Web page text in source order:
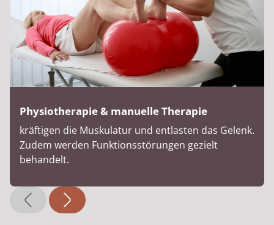
Physiotherapie & manuelle Therapie
kräftigen die Muskulatur und entlasten das Gelenk.
Zudem werden Funktionsstörungen gezielt
behandelt.